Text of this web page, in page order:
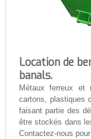
Location de
banals.
Métaux ferreux et
cartons, plastiques
faisant partie des
être stockés dans
Contactez-nous